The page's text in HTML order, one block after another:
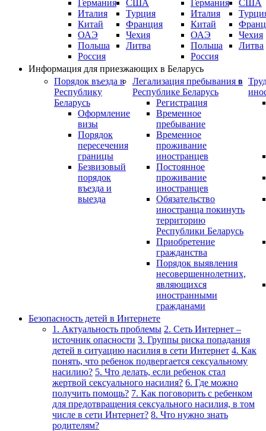
Германия
Италия
Китай
ОАЭ
Польша
Россия
США
Турция
Франция
Чехия
Литва
Германия
Италия
Китай
ОАЭ
Польша
Россия
США
Чехия
Литва
Информация для приезжающих в Беларусь
Порядок въезда в
Республику
Беларусь
Оформление
визы
Порядок
пересечения
границы
Безвизовый
порядок
въезда и
выезда
Легализация пребывания в
Республике Беларусь
Регистрация
Временное
пребывание
Временное
проживание
иностранцев
Постоянное
проживание
иностранцев
Обязательство
иностранца покинуть
территорию
Республики Беларусь
Приобретение
гражданства
Порядок выявления
несовершеннолетних,
являющихся
иностранными
гражданами
Безопасность детей в Интернете
1. Актуальность проблемы 2. Сеть Интернет –
источник опасности 3. Группы риска попадания
детей в ситуацию насилия в сети Интернет 4. Как
понять, что ребенок подвергается сексуальному
насилию? 5. Что делать, если ребенок стал
жертвой сексуального насилия? 6. Где можно
получить помощь? 7. Как поговорить с ребенком
для предотвращения сексуального насилия, в том
числе в сети Интернет? 8. Что нужно знать
родителям?